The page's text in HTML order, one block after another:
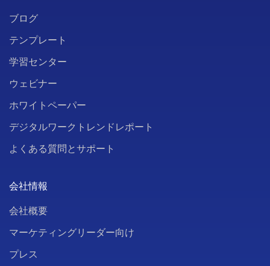
ブログ
テンプレート
学習センター
ウェビナー
ホワイトペーパー
デジタルワークトレンドレポート
よくある質問とサポート
会社情報
会社概要
マーケティングリーダー向け
プレス